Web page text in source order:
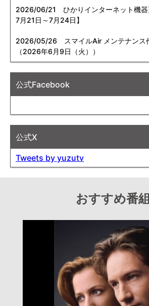
2026/06/21
ひかりインターネット機
7月21日～7月24日】
2026/05/26 スマイルAir メンテナンス
（2026年6月9日（火））
公式Facebook
公式X
Tweets by yuzutv
おすすめ番組